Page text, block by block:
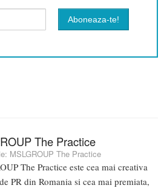
The Practice
MSLGROUP The Practice
The Practice este cea mai creativa
PR din Romania si cea mai premiata,